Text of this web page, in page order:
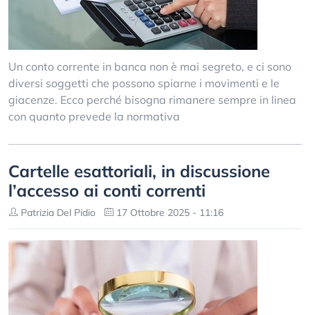
Un conto corrente in banca non è mai segreto, e ci sono
diversi soggetti che possono spiarne i movimenti e le
giacenze. Ecco perché bisogna rimanere sempre in linea
con quanto prevede la normativa
Cartelle esattoriali, in discussione
l’accesso ai conti correnti
Patrizia Del Pidio 17 Ottobre 2025 - 11:16